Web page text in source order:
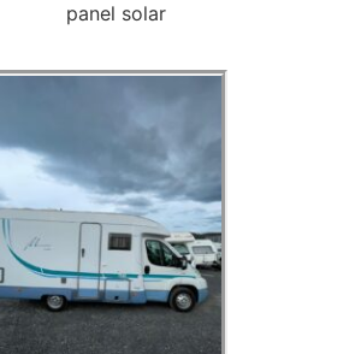
panel solar